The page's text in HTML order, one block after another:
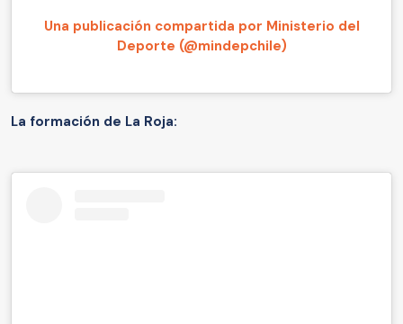
Una publicación compartida por Ministerio del
Deporte (@mindepchile)
La formación de La Roja: